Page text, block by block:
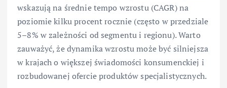
wskazują na średnie tempo wzrostu (CAGR) na
poziomie kilku procent rocznie (często w przedziale
5–8% w zależności od segmentu i regionu). Warto
zauważyć, że dynamika wzrostu może być silniejsza
w krajach o większej świadomości konsumenckiej i
rozbudowanej ofercie produktów specjalistycznych.